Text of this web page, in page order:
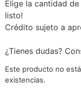
Elige la cantidad
listo!
Crédito sujeto a
¿Tienes dudas?
Este producto no
existencias.